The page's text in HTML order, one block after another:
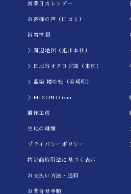
2024.03.15
丁寧な接客に満足(^^)してます。
★★★★★
手ぬぐいの種類が豊富です。
★★★★★
2023.07.28
★★★★★
今年の3月に娘のソフトボール部の先
ームベアを購入しました。あまりの
営業日カレンダー
お客様の声（口コミ）
新着情報
＞周辺地図（旭川本社）
＞日比谷オクロジ店（東京）
＞藍染 結の杜（美瑛町）
＞MIZUNO ism
製作工程
生地の種類
プライバシーポリシー
特定商取引法に基づく表示
お支払い方法・送料
お問合せ手順